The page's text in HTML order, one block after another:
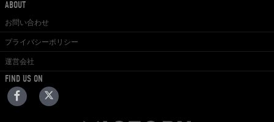
ABOUT
お問い合わせ
プライバシーポリシー
運営会社
FIND US ON